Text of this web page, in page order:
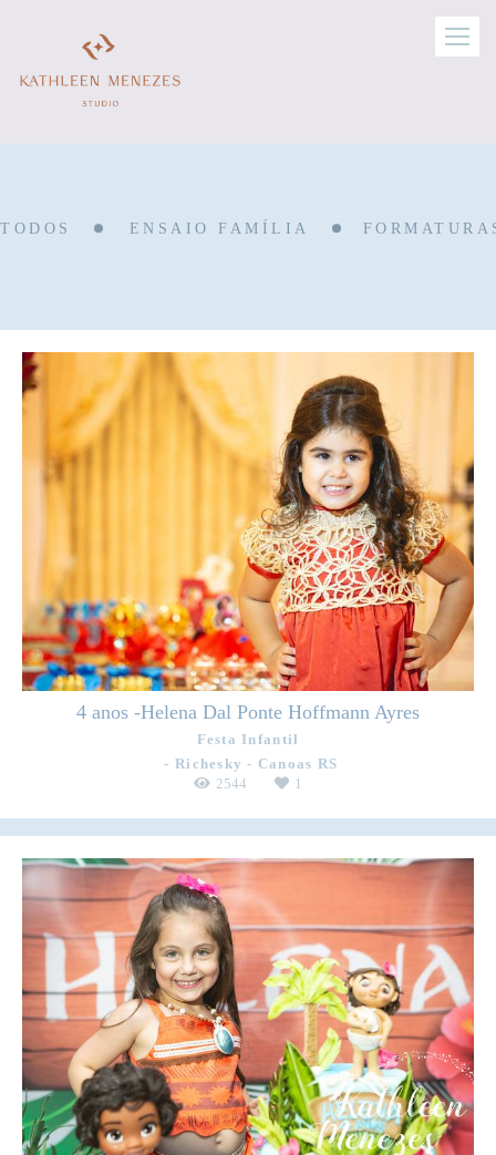
TODOS ENSAIO FAMÍLIA
4 anos -Helena Dal Ponte Hoffmann Ayres
Festa Infantil
Richesky - Canoas RS
2544 1